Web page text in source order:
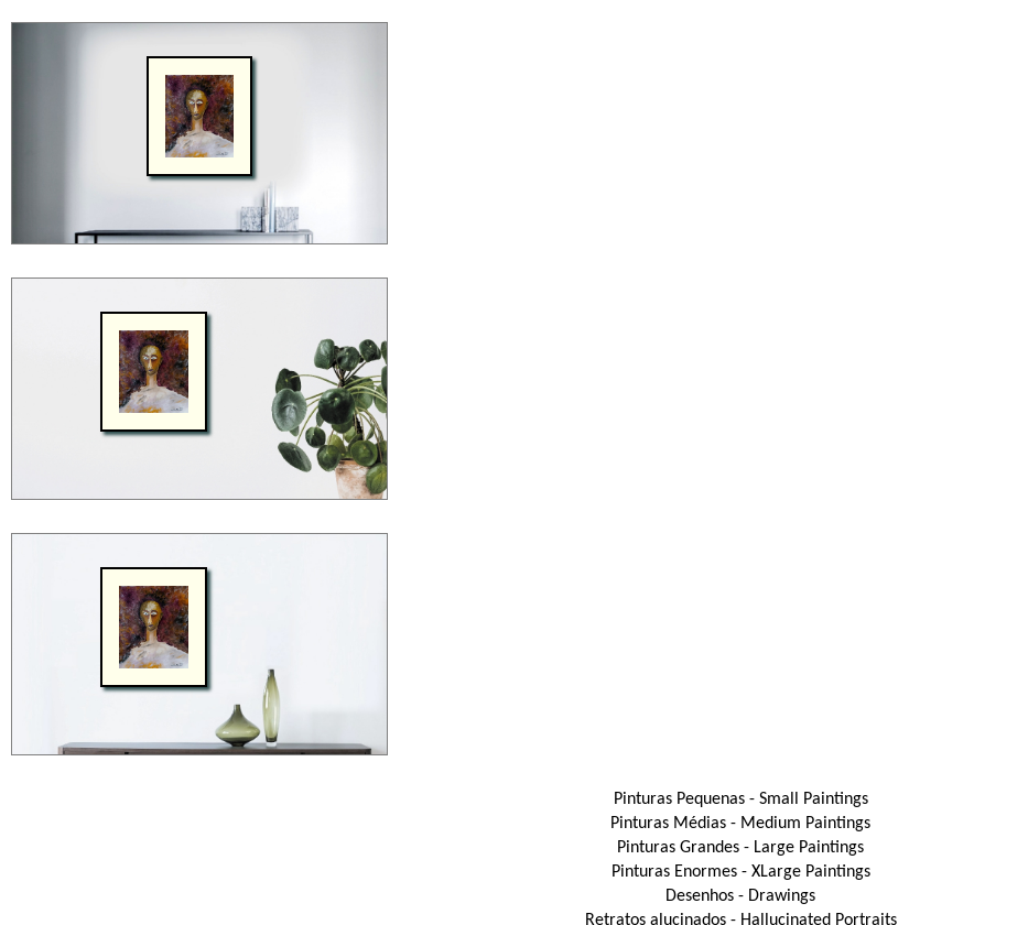
Pinturas Pequenas - Small Paintings
Pinturas Médias - Medium Paintings
Pinturas Grandes - Large Paintings
Pinturas Enormes - XLarge Paintings
Desenhos - Drawings
Retratos alucinados - Hallucinated Portraits